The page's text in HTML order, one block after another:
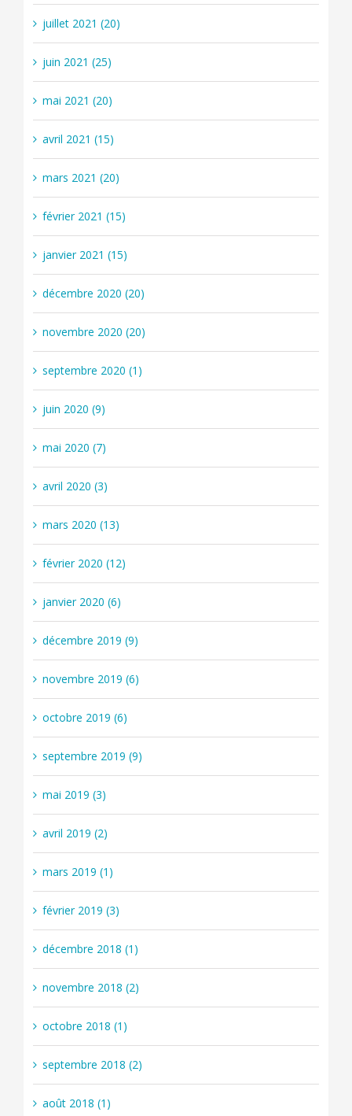
juillet 2021 (20)
juin 2021 (25)
mai 2021 (20)
avril 2021 (15)
mars 2021 (20)
février 2021 (15)
janvier 2021 (15)
décembre 2020 (20)
novembre 2020 (20)
septembre 2020 (1)
juin 2020 (9)
mai 2020 (7)
avril 2020 (3)
mars 2020 (13)
février 2020 (12)
janvier 2020 (6)
décembre 2019 (9)
novembre 2019 (6)
octobre 2019 (6)
septembre 2019 (9)
mai 2019 (3)
avril 2019 (2)
mars 2019 (1)
février 2019 (3)
décembre 2018 (1)
novembre 2018 (2)
octobre 2018 (1)
septembre 2018 (2)
août 2018 (1)